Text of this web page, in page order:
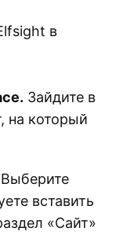
в
Зайдите в
на который
Выберите
вставить
«Сайт»